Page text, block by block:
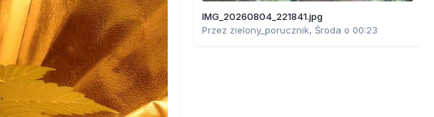
IMG_20260804_221841.jpg
Przez zielony_porucznik, Środa o 00:23